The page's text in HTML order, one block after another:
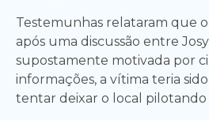
Testemunhas relataram que
após uma discussão entre
supostamente motivada por
informações, a vítima teria
tentar deixar o local